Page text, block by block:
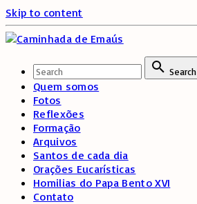
Skip to content
Search
Quem somos
Fotos
Reflexões
Formação
Arquivos
Santos de cada dia
Orações Eucarísticas
Homilias do Papa Bento XVI
Contato